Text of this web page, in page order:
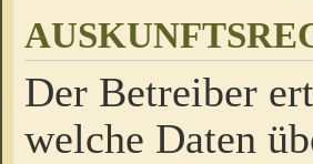
Der Betreiber
welche Daten